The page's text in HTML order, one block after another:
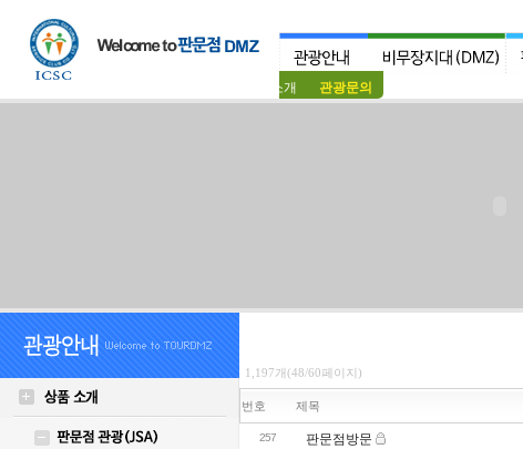
상품소개 관광문의
1,197개(48/60페이지)
번호 제목
257 판문점방문